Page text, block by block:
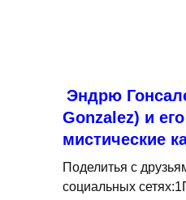
Эндрю
Gonzalez) и его
мистические
Поделитья с
социальных